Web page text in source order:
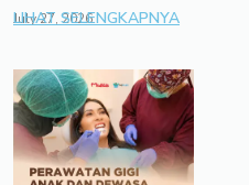
July 27, 2026
LIHAT SELENGKAPNYA